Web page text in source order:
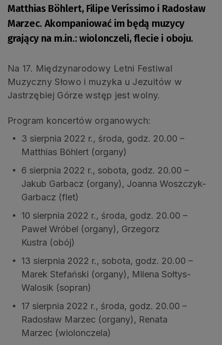
Matthias Böhlert, Filipe Veríssimo i Radosław
Marzec. Akompaniować im będą muzycy
grający na m.in.: wiolonczeli, flecie i oboju.
Na 17. Międzynarodowy Letni Festiwal
Muzyczny Słowo i muzyka u Jezuitów w
Jastrzębiej Górze wstęp jest wolny.
Program koncertów organowych:
3 sierpnia 2022 r., środa, godz. 20.00 –
Matthias Böhlert (organy)
6 sierpnia 2022 r., sobota, godz. 20.00 –
Jakub Garbacz (organy), Joanna Woszczyk-
Garbacz (flet)
10 sierpnia 2022 r., środa, godz. 20.00 –
Paweł Wróbel (organy), Grzegorz
Kustra (obój)
13 sierpnia 2022 r., sobota, godz. 20.00 –
Marek Stefański (organy), Milena Sołtys-
Walosik (sopran)
17 sierpnia 2022 r., środa, godz. 20.00 –
Radosław Marzec (organy), Renata
Marzec (wiolonczela)